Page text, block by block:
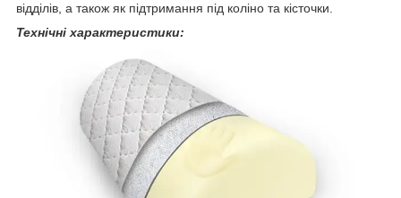
відділів, а також як підтримання під коліно та кісточки.
Технічні характеристики: